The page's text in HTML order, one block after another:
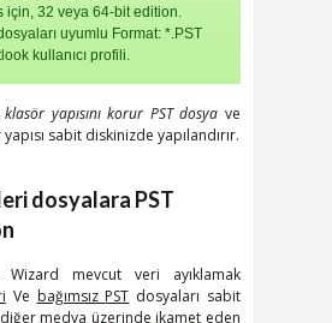
için, 32 veya 64-bit edition.
uyumlu Format: *.PST
kullanıcı profili.
yapısını korur PSTdosya ve
sabit diskinizde yapılandırır.
dosyalara PST
Wizard mevcut veri ayıklamak
Ve bağımsız PST dosyaları sabit
medya üzerinde ikamet eden